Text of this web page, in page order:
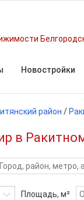
Новостройки
район /
в
Площадь, м²